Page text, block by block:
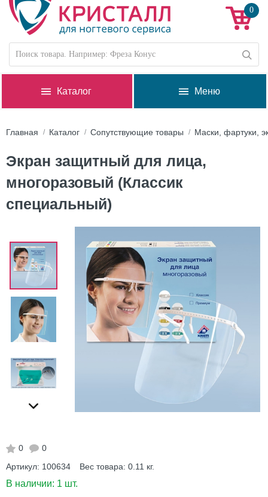
0
Каталог Меню
Главная Каталог Сопутствующие товары Маски, фартуки,
Экран защитный для лица,
многоразовый (Классик
специальный)
0
0
Артикул: 100634 Вес товара: 0.11 кг.
В наличии: 1 шт.